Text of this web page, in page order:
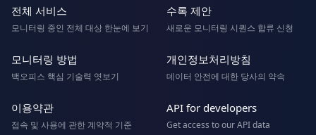
전체 서비스
모니터링 중인 전체 대상 한눈에 보기
수록 제안
새로운 모니터링 시퀀스 합류 신청
모니터링 방법
백오피스 핵심 기술력 엿보기
개인정보처리방침
데이터 안전에 대한 당사의 약속
이용약관
접속 및 사용에 관한 계약적 기준
API for developers
Get access to our API data